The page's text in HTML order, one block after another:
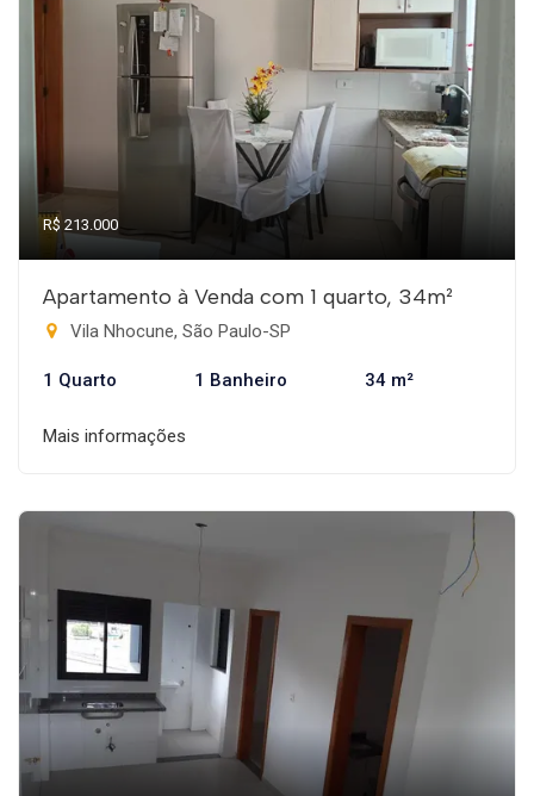
R$ 213.000
Apartamento à Venda com 1 quarto, 34m²
Vila Nhocune, São Paulo-SP
1 Quarto 1 Banheiro 34 m²
Mais informações